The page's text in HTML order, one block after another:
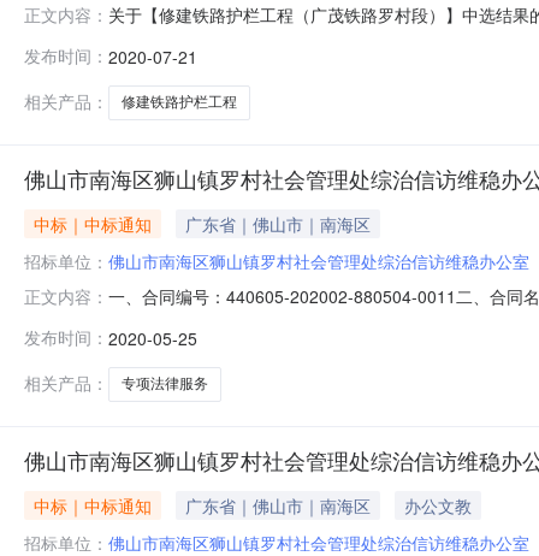
正文内容： 关于【修建铁路护栏工程（广茂铁路罗村段）】中选结
狮山镇罗村社会管理处综治信访维稳办公室项目名称：
中选金额：暂不做评估
发布时间： 2020-07-21
相关产品：
修建铁路护栏工程
佛山市南海区狮山镇罗村社会管理处综治信访维稳
中标｜中标通知
广东省｜佛山市｜南海区
招标单位： 佛山市南海区狮山镇罗村社会管理处综治信访维稳办公室
正文内容： 一、合同编号：440605-202002-880504-0011二、合同
0757-88775733六、合同主要信息主要标的名称：主要
发布时间： 2020-05-25
相关产品：
专项法律服务
佛山市南海区狮山镇罗村社会管理处综治信访维稳
中标｜中标通知 广东省｜佛山市｜南海区
办公文教
招标单位： 佛山市南海区狮山镇罗村社会管理处综治信访维稳办公室